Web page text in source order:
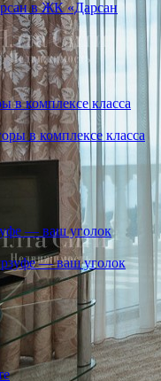
в комплексе класса
— ваш уголок